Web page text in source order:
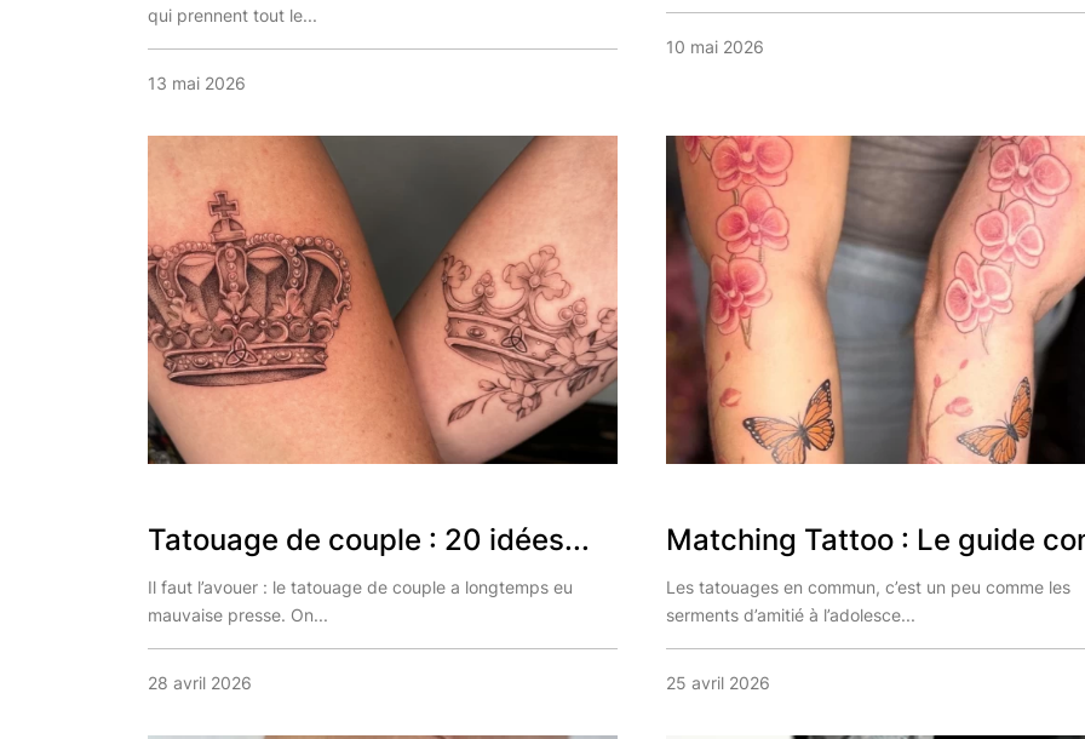
qui prennent tout le...
13 mai 2026
10 mai 2026
Tatouage de couple : 20 idées...
Il faut l’avouer : le tatouage de couple a longtemps eu
mauvaise presse. On...
28 avril 2026
Matching Tattoo : Le guide
Les tatouages en commun, c’est un peu comme les
serments d’amitié à l’adolesce...
25 avril 2026